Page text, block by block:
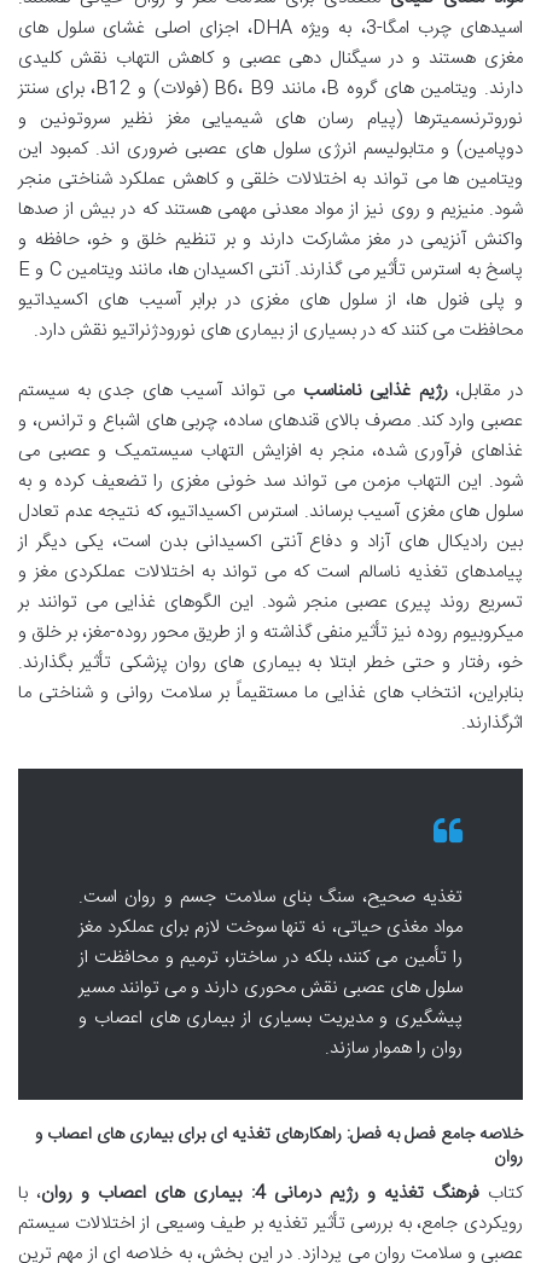
اسیدهای چرب امگا-3، به ویژه DHA، اجزای اصلی غشای سلول های
مغزی هستند و در سیگنال دهی عصبی و کاهش التهاب نقش کلیدی
دارند. ویتامین های گروه B، مانند B6، B9 (فولات) و B12، برای سنتز
نوروترنسمیترها (پیام رسان های شیمیایی مغز نظیر سروتونین و
دوپامین) و متابولیسم انرژی سلول های عصبی ضروری اند. کمبود این
ویتامین ها می تواند به اختلالات خلقی و کاهش عملکرد شناختی منجر
شود. منیزیم و روی نیز از مواد معدنی مهمی هستند که در بیش از صدها
واکنش آنزیمی در مغز مشارکت دارند و بر تنظیم خلق و خو، حافظه و
پاسخ به استرس تأثیر می گذارند. آنتی اکسیدان ها، مانند ویتامین C و E
و پلی فنول ها، از سلول های مغزی در برابر آسیب های اکسیداتیو
محافظت می کنند که در بسیاری از بیماری های نورودژنراتیو نقش دارد.
در مقابل،رژیم غذایی نامناسب می تواند آسیب های جدی به سیستم
عصبی وارد کند. مصرف بالای قندهای ساده، چربی های اشباع و ترانس، و
غذاهای فرآوری شده، منجر به افزایش التهاب سیستمیک و عصبی می
شود. این التهاب مزمن می تواند سد خونی مغزی را تضعیف کرده و به
سلول های مغزی آسیب برساند. استرس اکسیداتیو، که نتیجه عدم تعادل
بین رادیکال های آزاد و دفاع آنتی اکسیدانی بدن است، یکی دیگر از
پیامدهای تغذیه ناسالم است که می تواند به اختلالات عملکردی مغز و
تسریع روند پیری عصبی منجر شود. این الگوهای غذایی می توانند بر
میکروبیوم روده نیز تأثیر منفی گذاشته و از طریق محور روده-مغز، بر خلق و
خو، رفتار و حتی خطر ابتلا به بیماری های روان پزشکی تأثیر بگذارند.
بنابراین، انتخاب های غذایی ما مستقیماً بر سلامت روانی و شناختی ما
اثرگذارند.
تغذیه صحیح، سنگ بنای سلامت جسم و روان است.
مواد مغذی حیاتی، نه تنها سوخت لازم برای عملکرد مغز
را تأمین می کنند، بلکه در ساختار، ترمیم و محافظت از
سلول های عصبی نقش محوری دارند و می توانند مسیر
پیشگیری و مدیریت بسیاری از بیماری های اعصاب و
روان را هموار سازند.
خلاصه جامع فصل به فصل: راهکارهای تغذیه ای برای بیماری های اعصاب و
روان
کتابفرهنگ تغذیه و رژیم درمانی 4: بیماری های اعصاب و روان
، با
رویکردی جامع، به بررسی تأثیر تغذیه بر طیف وسیعی از اختلالات سیستم
عصبی و سلامت روان می پردازد. در این بخش، به خلاصه ای از مهم ترین